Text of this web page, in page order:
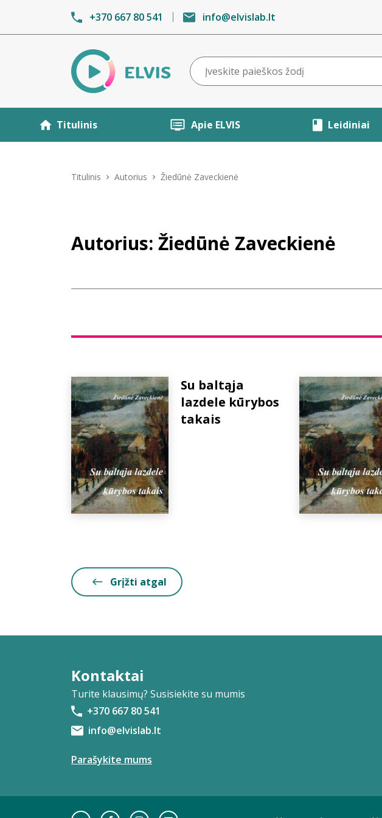
+370 667 80 541 info@elvislab.lt
Titulinis Apie ELVIS Leidiniai
Titulinis Autorius Žiedūnė Zaveckienė
Autorius: Žiedūnė Zaveckienė
Su baltąja
lazdele kūrybos
takais
Grįžti atgal
Kontaktai
Turite klausimų? Susisiekite su mumis
+370 667 80 541
info@elvislab.lt
Parašykite mums